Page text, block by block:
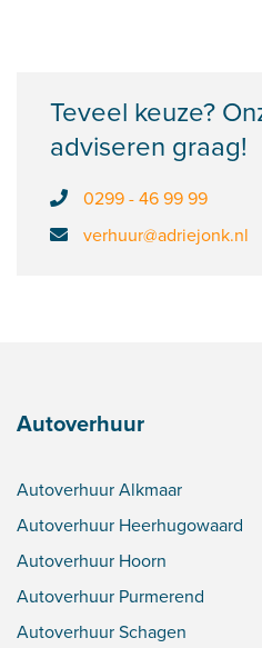
Teveel keuze?
adviseren graag!
0299 - 46 99 99
verhuur@adriejonk.nl
Autoverhuur
Autoverhuur Alkmaar
Autoverhuur Heerhugowaard
Autoverhuur Hoorn
Autoverhuur Purmerend
Autoverhuur Schagen